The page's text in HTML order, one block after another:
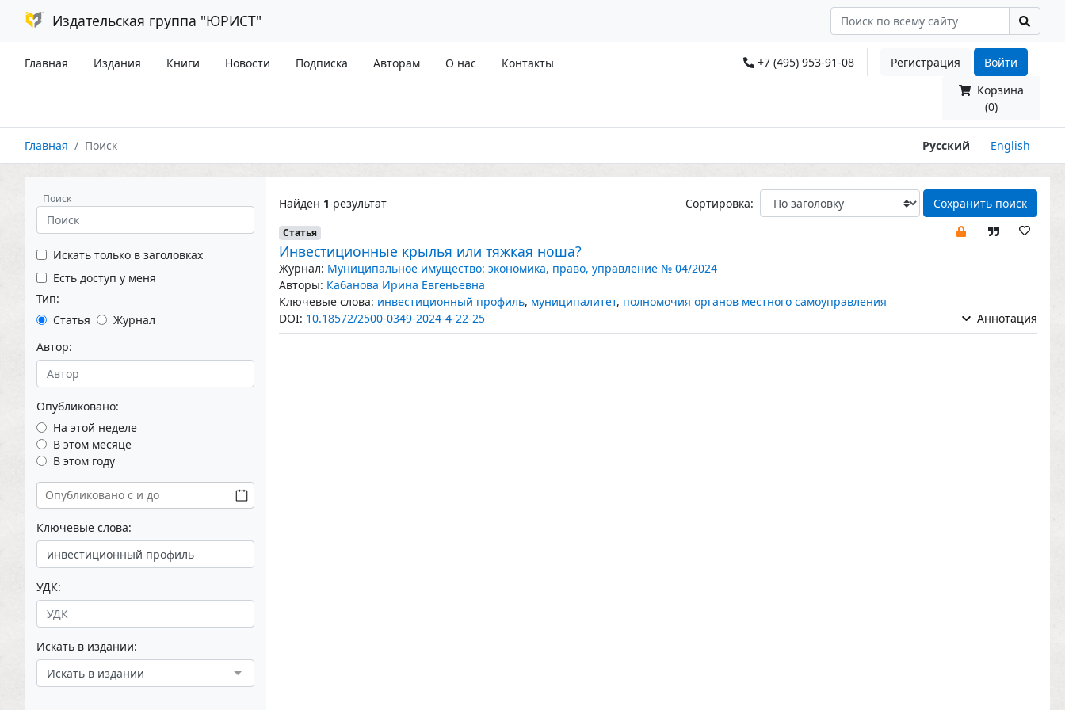
Издательская группа "ЮРИСТ"
Главная Издания Книги Новости Подписка Авторам О нас Контакты +7 (495) 953-91-08 Регистрация
Войти
Корзина
(0)
Главная Поиск Русский English
Поиск
Искать только в заголовках
Есть доступ у меня
Тип:
Статья
Журнал
Автор:
Опубликовано:
На этой неделе
В этом месяце
В этом году
Ключевые слова:
УДК:
Искать в издании:
Искать в издании
Найден 1 результат Сортировка: Сохранить поиск
Статья
Инвестиционные крылья или тяжкая ноша?
Журнал: Муниципальное имущество: экономика, право, управление № 04/2024
Авторы: Кабанова Ирина Евгеньевна
Ключевые слова: инвестиционный профиль, муниципалитет, полномочия органов местного самоуправления
DOI: 10.18572/2500-0349-2024-4-22-25 Аннотация